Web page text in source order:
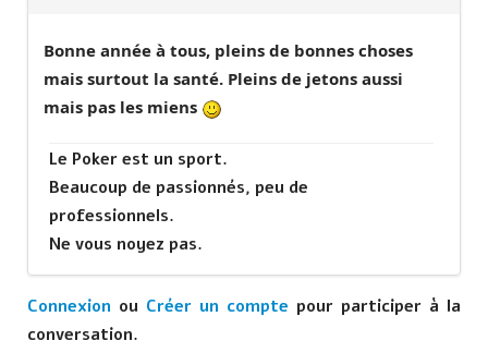
Bonne année à tous, pleins de bonnes choses
mais surtout la santé. Pleins de jetons aussi
mais pas les miens
Le Poker est un sport.
Beaucoup de passionnés, peu de
professionnels.
Ne vous noyez pas.
Connexion ou Créer un compte pour participer à la
conversation.